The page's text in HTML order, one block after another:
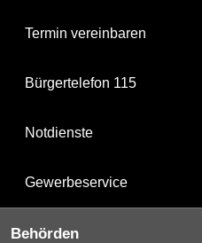
Termin vereinbaren
Bürgertelefon 115
Notdienste
Gewerbeservice
Behörden